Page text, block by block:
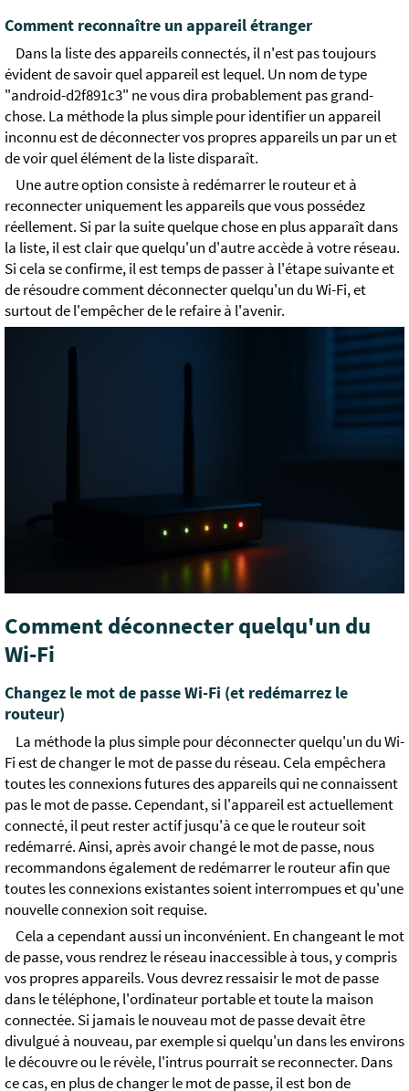
Comment reconnaître un appareil étranger
Dans la liste des appareils connectés, il n'est pas toujours
évident de savoir quel appareil est lequel. Un nom de type
"android-d2f891c3" ne vous dira probablement pas grand-
chose. La méthode la plus simple pour identifier un appareil
inconnu est de déconnecter vos propres appareils un par un et
de voir quel élément de la liste disparaît.
Une autre option consiste à redémarrer le routeur et à
reconnecter uniquement les appareils que vous possédez
réellement. Si par la suite quelque chose en plus apparaît dans
la liste, il est clair que quelqu'un d'autre accède à votre réseau.
Si cela se confirme, il est temps de passer à l'étape suivante et
de résoudre comment déconnecter quelqu'un du Wi-Fi, et
surtout de l'empêcher de le refaire à l'avenir.
Comment déconnecter quelqu'un du
Wi-Fi
Changez le mot de passe Wi-Fi (et redémarrez le
routeur)
La méthode la plus simple pour déconnecter quelqu'un du Wi-
Fi est de changer le mot de passe du réseau. Cela empêchera
toutes les connexions futures des appareils qui ne connaissent
pas le mot de passe. Cependant, si l'appareil est actuellement
connecté, il peut rester actif jusqu'à ce que le routeur soit
redémarré. Ainsi, après avoir changé le mot de passe, nous
recommandons également de redémarrer le routeur afin que
toutes les connexions existantes soient interrompues et qu'une
nouvelle connexion soit requise.
Cela a cependant aussi un inconvénient. En changeant le mot
de passe, vous rendrez le réseau inaccessible à tous, y compris
vos propres appareils. Vous devrez ressaisir le mot de passe
dans le téléphone, l'ordinateur portable et toute la maison
connectée. Si jamais le nouveau mot de passe devait être
divulgué à nouveau, par exemple si quelqu'un dans les environs
le découvre ou le révèle, l'intrus pourrait se reconnecter. Dans
ce cas, en plus de changer le mot de passe, il est bon de